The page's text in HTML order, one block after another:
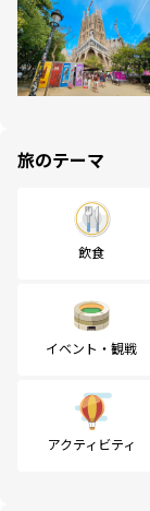
旅のテーマ
飲食
イベント・観戦
アクティビティ